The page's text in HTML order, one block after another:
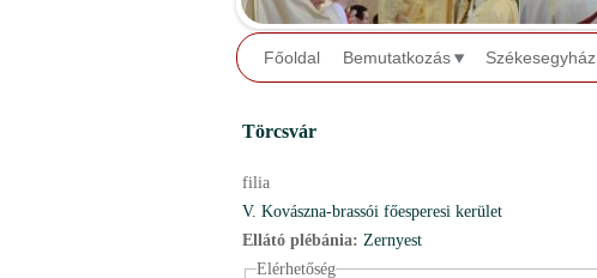
Főoldal Bemutatkozás Székesegyház
Törcsvár
filia
V. Kovászna-brassói főesperesi kerület
Ellátó plébánia: Zernyest
Elérhetőség